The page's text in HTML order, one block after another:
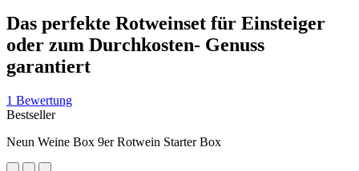
Das perfekte Rotweinset für Einsteiger
oder zum Durchkosten- Genuss
garantiert
1 Bewertung
Bestseller
Neun Weine Box 9er Rotwein Starter Box